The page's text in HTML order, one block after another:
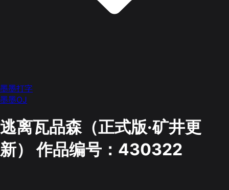
墨墨打字
墨墨OJ
逃离瓦品森（正式版·矿井更
新）作品编号：430322